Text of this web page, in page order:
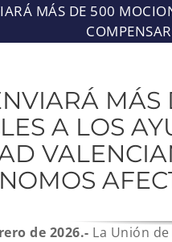
MÁS DE 500
A LOS
de 2026.- La Unión